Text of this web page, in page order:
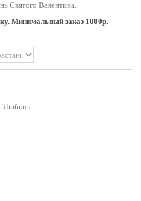
Святого Валентина.
Минимальный заказ 1000р.